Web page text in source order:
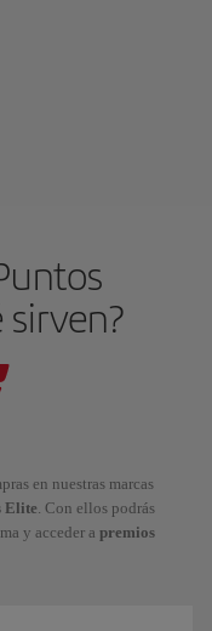
en nuestras marcas
Elite. Con ellos podrás
y acceder a premios